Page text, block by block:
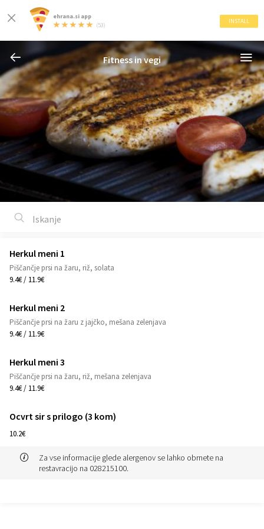
ehrana.si app
(53)
INSTALL
Fitness in vegi
Herkul meni 1
Piščančje prsi na žaru, riž, solata
9.4€ / 11.9€
Herkul meni 2
Piščančje prsi na žaru z jajčko, mešana zelenjava
9.4€ / 11.9€
Herkul meni 3
Piščančje prsi na žaru, riž, mešana zelenjava
9.4€ / 11.9€
Ocvrt sir s prilogo (3 kom)
10.2€
Za vse informacije glede alergenov se lahko obrnete na
restavracijo na 028215100.